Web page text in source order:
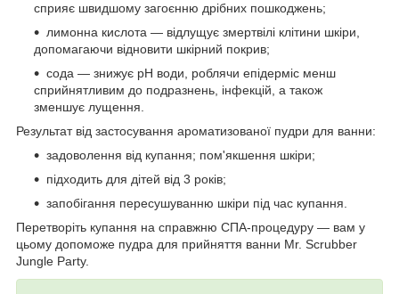
сприяє швидшому загоєнню дрібних пошкоджень;
лимонна кислота — відлущує змертвілі клітини шкіри,
допомагаючи відновити шкірний покрив;
сода — знижує pH води, роблячи епідерміс менш
сприйнятливим до подразнень, інфекцій, а також
зменшує лущення.
Результат від застосування ароматизованої пудри для ванни:
задоволення від купання; пом'якшення шкіри;
підходить для дітей від 3 років;
запобігання пересушуванню шкіри під час купання.
Перетворіть купання на справжню СПА-процедуру — вам у
цьому допоможе пудра для прийняття ванни Mr. Scrubber
Jungle Party.